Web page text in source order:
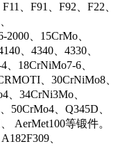
、F91、F92、F22、
、15CrMo、
、4340、4330、
、18CrNiMo7-6、
、30CrNiMo8、
、34CrNi3Mo、
50CrMo4、Q345D、
AerMet100等锻件。
、